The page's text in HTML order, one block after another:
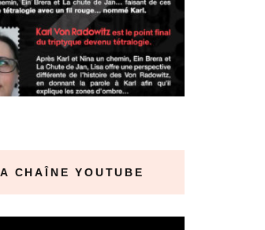
CHAÎNE YOUTUBE